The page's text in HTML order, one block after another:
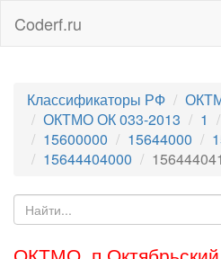
Coderf.ru
Классификаторы РФ
ОКТМО ОК 033-2013
1
15600000
15644000
15644404000